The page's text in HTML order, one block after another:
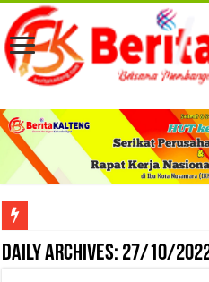
Viral! Selama Dua Bulan Lebih Siltap
Daily Archives: 27/10/